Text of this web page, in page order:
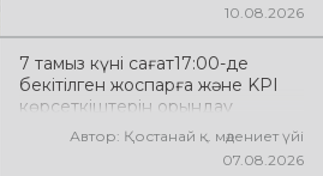
10.08.2026
7 тамыз күні сағат17:00-де
бекітілген жоспарға және KPI
көрсеткіштерін орындау
аясында «Таза Қазақстан»
экологиялық акциясына арналған
көшпелі концерт Меңдіқара
Автор: Қостанай қ. мәдениет үйі
07.08.2026